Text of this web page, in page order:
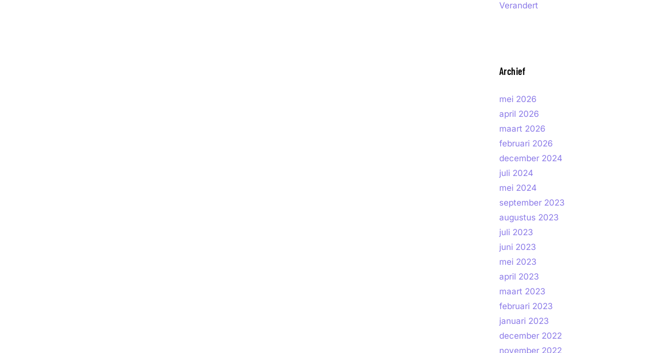
Verandert
Archief
mei 2026
april 2026
maart 2026
februari 2026
december 2024
juli 2024
mei 2024
september 2023
augustus 2023
juli 2023
juni 2023
mei 2023
april 2023
maart 2023
februari 2023
januari 2023
december 2022
november 2022